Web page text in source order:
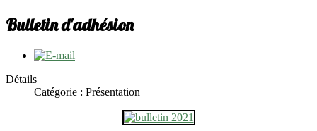
Bulletin d'adhésion
Détails
Catégorie : Présentation